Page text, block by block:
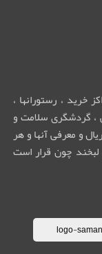
خرید ، رستورانها ،
، گردشگری سلامت و
و معرفی آنها و هر
لبخند چون قرار است